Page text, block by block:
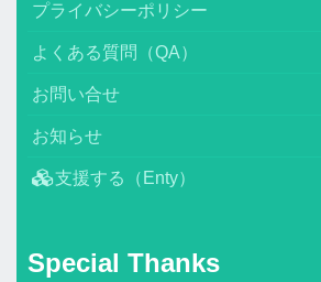
プライバシーポリシー
よくある質問（QA）
お問い合せ
お知らせ
支援する（Enty）
Special Thanks